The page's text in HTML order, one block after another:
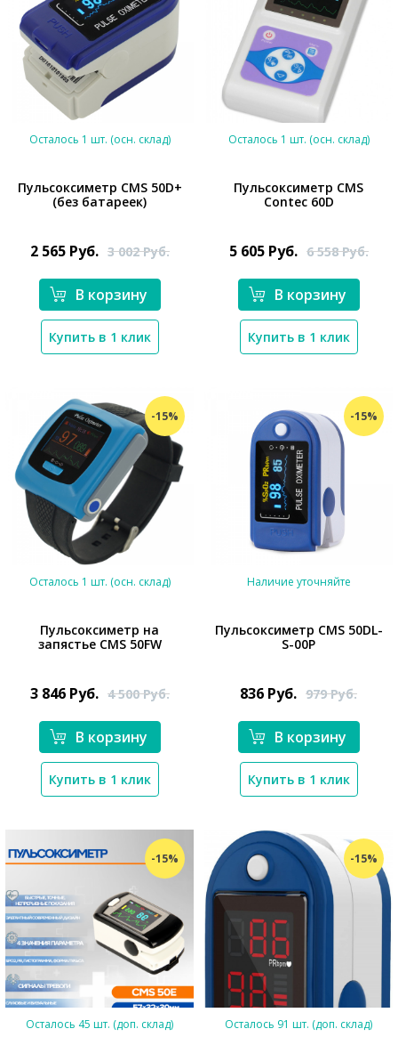
Осталось 1 шт. (осн. склад)
Пульсоксиметр CMS 50D+
(без батареек)
2 565 Руб. 3 002Руб.
В корзину
Купить в 1 клик
Осталось 1 шт. (осн. склад)
Пульсоксиметр CMS
Contec 60D
5 605 Руб. 6 558Руб.
В корзину
Купить в 1 клик
-15%
Осталось 1 шт. (осн. склад)
Пульсоксиметр на
запястье CMS 50FW
3 846 Руб. 4 500Руб.
В корзину
Купить в 1 клик
-15%
Наличие уточняйте
Пульсоксиметр CMS 50DL-
S-00P
836 Руб. 979Руб.
В корзину
Купить в 1 клик
-15%
Осталось 45 шт. (доп. склад)
-15%
Осталось 91 шт. (доп. склад)